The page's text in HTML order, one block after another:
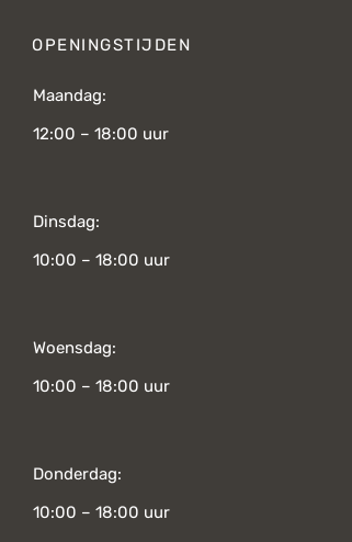
OPENINGSTIJDEN
Maandag:
12:00 – 18:00 uur
Dinsdag:
10:00 – 18:00 uur
Woensdag:
10:00 – 18:00 uur
Donderdag:
10:00 – 18:00 uur